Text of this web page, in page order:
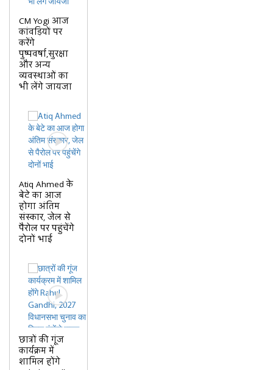
CM Yogi आज
कांवड़ियों पर
करेंगे
पुष्पवर्षा,सुरक्षा
और अन्य
व्यवस्थाओं का
भी लेंगे जायजा
Atiq Ahmed के
बेटे का आज
होगा अंतिम
संस्कार, जेल से
पैरोल पर पहुंचेंगे
दोनों भाई
छात्रों की गूंज
कार्यक्रम में
शामिल होंगे